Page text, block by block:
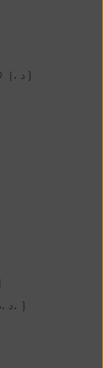
Émirats arabes unis (AED د.إ)
Sahara occidental (MAD د.م.)